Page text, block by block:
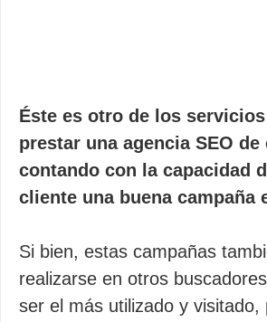
Éste es otro de los
prestar una agencia SEO de
contando con la capacidad
cliente una buena campaña
Si bien, estas campañas
realizarse en otros
ser el más utilizado y visitado,